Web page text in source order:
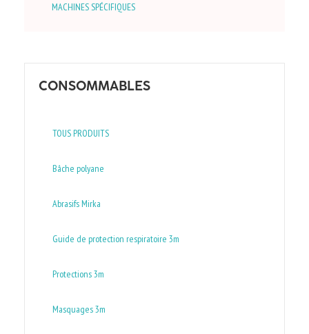
MACHINES SPÉCIFIQUES
CONSOMMABLES
TOUS PRODUITS
Bâche polyane
Abrasifs Mirka
Guide de protection respiratoire 3m
Protections 3m
Masquages 3m